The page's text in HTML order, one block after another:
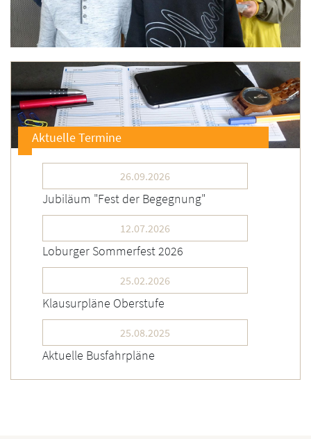
Aktuelle Termine
26.09.2026
Jubiläum "Fest der Begegnung"
12.07.2026
Loburger Sommerfest 2026
25.02.2026
Klausurpläne Oberstufe
25.08.2025
Aktuelle Busfahrpläne